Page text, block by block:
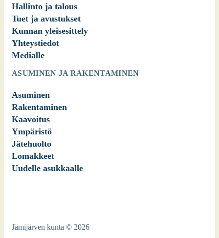
Hallinto ja talous
Tuet ja avustukset
Kunnan yleisesittely
Yhteystiedot
Medialle
ASUMINEN JA RAKENTAMINEN
Asuminen
Rakentaminen
Kaavoitus
Ympäristö
Jätehuolto
Lomakkeet
Uudelle asukkaalle
Jämijärven kunta © 2026